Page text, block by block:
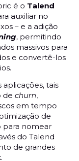
é o Talend
auxiliar no
– e a adição
, permitindo
massivos para
e convertê-los
aplicações, tais
de churn,
em tempo
de
para nomear
do Talend
de grandes